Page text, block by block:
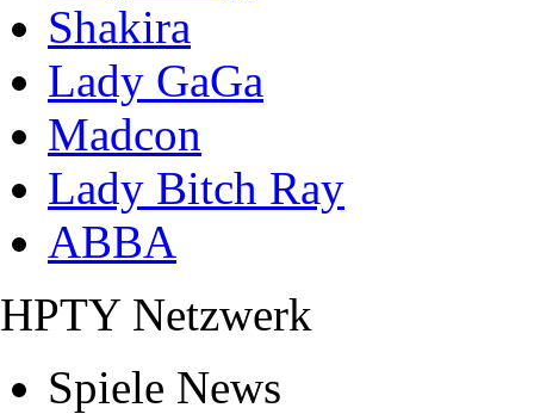
Shakira
Lady GaGa
Madcon
Lady Bitch Ray
ABBA
HPTY Netzwerk
Spiele News